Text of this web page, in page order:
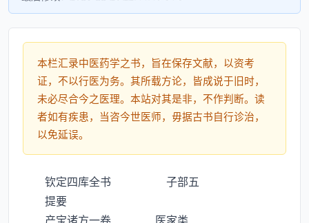
本栏汇录中医药学之书，旨在保存文献，以资考
证，不以行医为务。其所载方论，皆成说于旧时，
未必尽合今之医理。本站对其是非，不作判断。读
者如有疾患，当咨今世医师，毋据古书自行诊治，
以免延误。
钦定四库全书 子部五
提要
产宝诸方一卷 医家类